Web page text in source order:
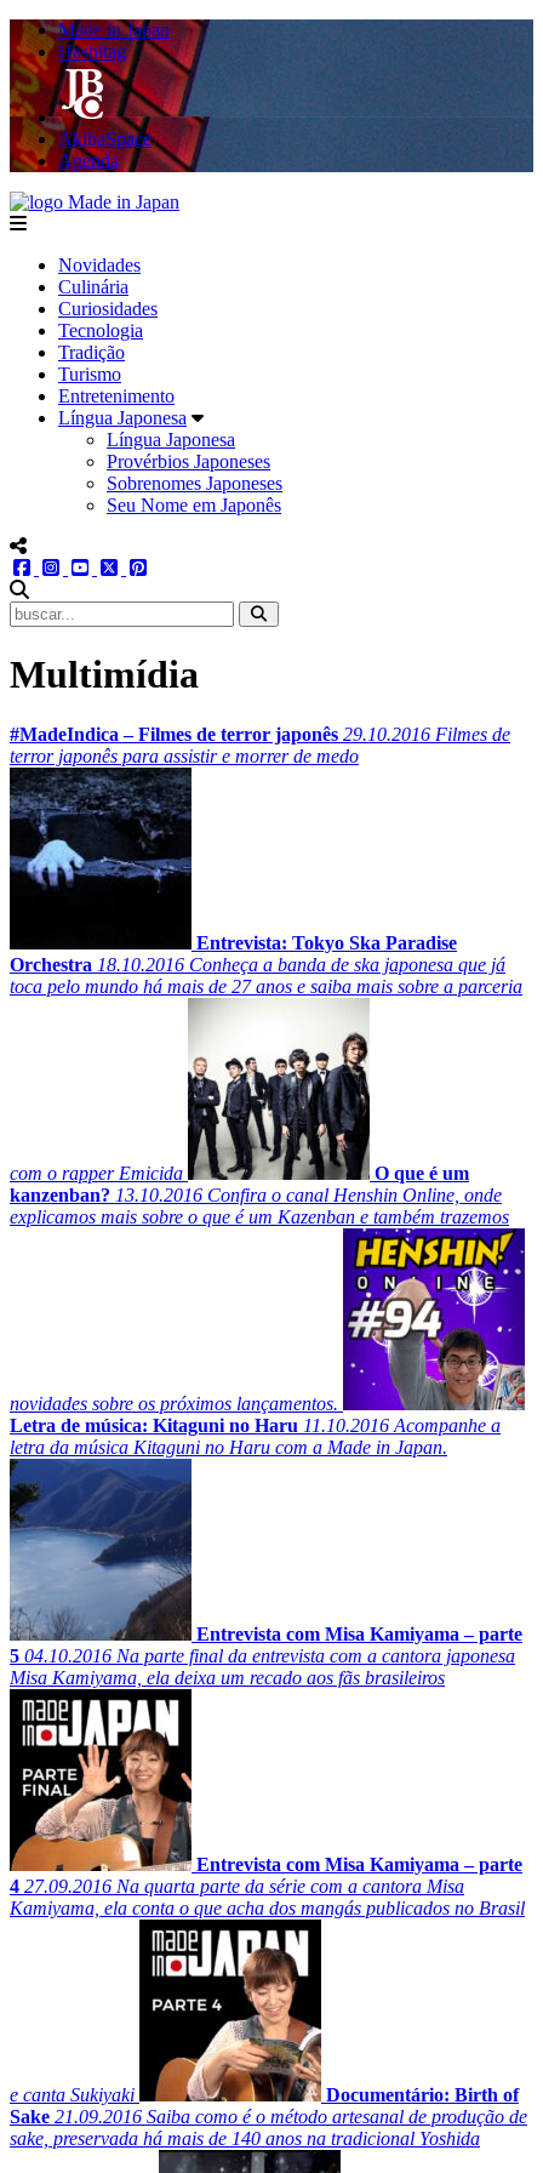
Made in Japan
Hashitag
AkibaSpace
Agenda
menu
Novidades
Culinária
Curiosidades
Tecnologia
Tradição
Turismo
Entretenimento
Língua Japonesa
Língua Japonesa
Provérbios Japoneses
Sobrenomes Japoneses
Seu Nome em Japonês
menu redes social
facebookinstagram
youtube
twitter
Multimídia
#MadeIndica – Filmes de terror japonês 29.10.2016 Filmes de
terror japonês para assistir e morrer de medo
Entrevista: Tokyo Ska Paradise
Orchestra 18.10.2016 Conheça a banda de ska japonesa que já
toca pelo mundo há mais de 27 anos e saiba mais sobre a parceria
com o rapper Emicida
O que é um
kanzenban? 13.10.2016 Confira o canal Henshin Online, onde
explicamos mais sobre o que é um Kazenban e também trazemos
novidades sobre os próximos lançamentos.
Letra de música: Kitaguni no Haru 11.10.2016 Acompanhe a
letra da música Kitaguni no Haru com a Made in Japan.
Entrevista com Misa Kamiyama – parte
5 04.10.2016 Na parte final da entrevista com a cantora japonesa
Misa Kamiyama, ela deixa um recado aos fãs brasileiros
Entrevista com Misa Kamiyama – parte
4 27.09.2016 Na quarta parte da série com a cantora Misa
Kamiyama, ela conta o que acha dos mangás publicados no Brasil
e canta Sukiyaki
Documentário: Birth of
Sake 21.09.2016 Saiba como é o método artesanal de produção de
sake, preservada há mais de 140 anos na tradicional Yoshida